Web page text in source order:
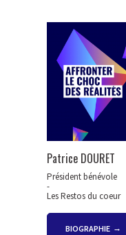
Patrice DOURET
Président bénévole
-
Les Restos du coeur
BIOGRAPHIE